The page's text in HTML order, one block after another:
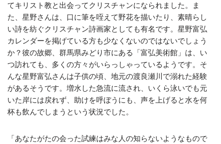
てキリスト教と出会ってクリスチャンになられました。ま
た、星野さんは、口に筆を咥えて野花を描いたり、素晴らし
い詩を紡ぐクリスチャン詩画家としても有名です。星野富弘
カレンダーを掲げている方も少なくないのではないでしょう
か？彼の故郷、群馬県みどり市にある「富弘美術館」は、い
つ訪れても、多くの方々がいらっしゃっているようです。そ
んな星野富弘さんは子供の頃、地元の渡良瀬川で溺れた経験
があるそうです。増水した急流に流され、いくら泳いでも元
いた岸には戻れず、助けを呼ぼうにも、声を上げると水を何
杯も飲んでしまうという状況でした。
「あなたがたの会った試練はみな人の知らないようなもので